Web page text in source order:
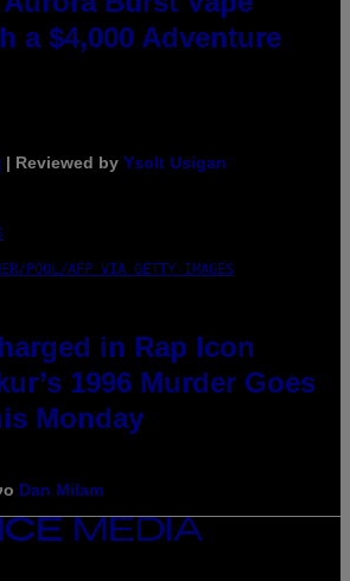
a $4,000 Adventure
| Reviewed by Ysolt Usigan
POOL/AFP VIA GETTY IMAGES
in Rap Icon
1996 Murder Goes
Monday
Dan Milam